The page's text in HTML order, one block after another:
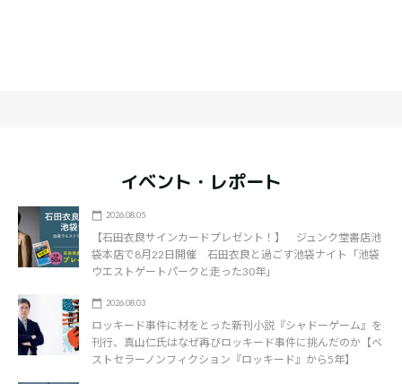
イベント・レポート
2026.08.05
【石田衣良サインカードプレゼント！】 ジュンク堂書店池
袋本店で8月22日開催 石田衣良と過ごす池袋ナイト「池袋
ウエストゲートパークと走った30年」
2026.08.03
ロッキード事件に材をとった新刊小説『シャドーゲーム』を
刊行、真山仁氏はなぜ再びロッキード事件に挑んだのか【ベ
ストセラーノンフィクション『ロッキード』から5年】